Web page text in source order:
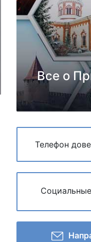
Все о
Телефон